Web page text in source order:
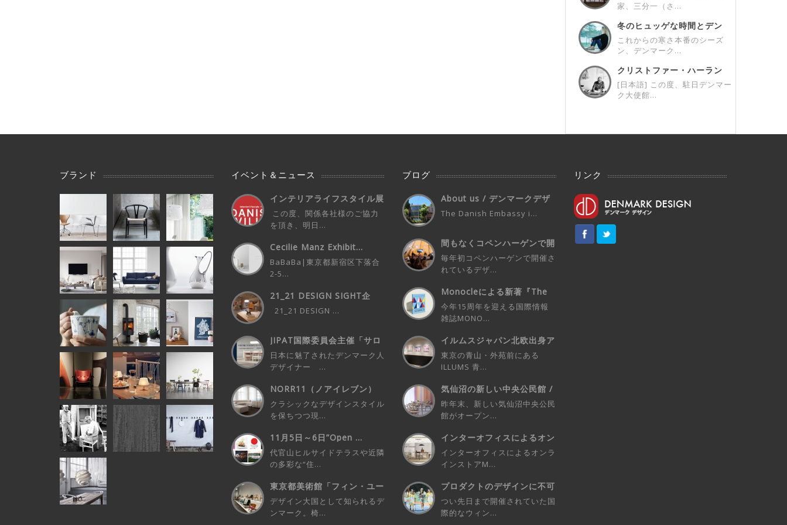
家、三分一（さ...
冬のヒュッゲな時間とデン
マークデザイン ...
これからの寒さ本番のシーズ
ン、デンマーク...
クリストファー・ハーラン
x駐日デンマーク...
[日本語] この度、駐日デンマー
ク大使館...
ブランド イベント＆ニュース
インテリアライフスタイル展
デンマークパビ...
この度、関係各社様のご協力
を頂き、明日...
Cecilie Manz Exhibit...
BaBaBa|東京都新宿区下落合
2-5...
21_21 DESIGN SIGHT企
21_21 DESIGN ...
JIPAT国際委員会主催「サロ
ン・ド I...
日本に魅了されたデンマーク人
デザイナー ...
NORR11（ノアイレブン）
クラシックなデザインスタイル
を保ちつつ現...
11月5日～6日”Open ...
代官山ヒルサイドテラスや近隣
の多彩な“住...
東京都美術館「フィン・ユー
ルとデンマーク...
デザイン大国として知られるデ
ンマーク。椅...
ブログ
About us / デンマークデザ
The Danish Embassy i...
間もなくコペンハーゲンで開
催！3days...
毎年初コペンハーゲンで開催さ
れているデザ...
Monocleによる新著『The
Mon...
今年15周年を迎える国際情報
雑誌MONO...
イルムスジャパン北欧出身ア
ーティストとの...
東京の青山・外苑前にある
ILLUMS 青...
気仙沼の新しい中央公民館 /
New C...
昨年末、新しい気仙沼中央公民
館がオープン...
インターオフィスによるオン
インターオフィスによるオンラ
インストアM...
プロダクトのデザインに不可
欠なユーザーさ...
つい先日まで開催されていた国
際的なウィン...
リンク